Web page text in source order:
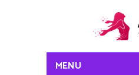
MENU